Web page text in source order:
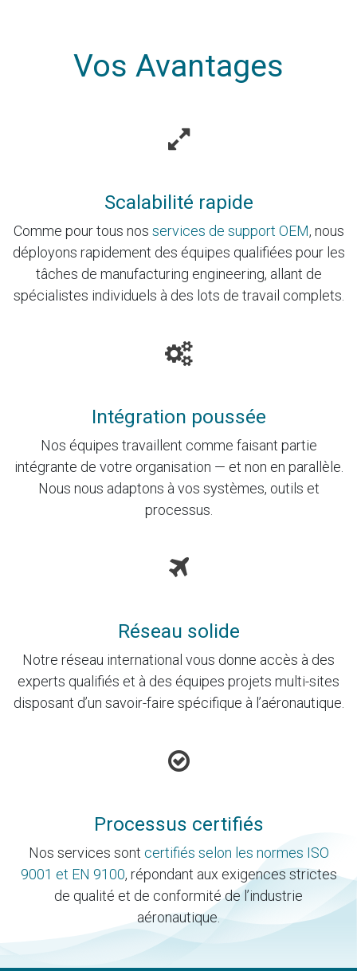
Vos Avantages
Scalabilité rapide
Comme pour tous nos services de support OEM, nous
déployons rapidement des équipes qualifiées pour les
tâches de manufacturing engineering, allant de
spécialistes individuels à des lots de travail complets.
Intégration poussée
Nos équipes travaillent comme faisant partie
intégrante de votre organisation — et non en parallèle.
Nous nous adaptons à vos systèmes, outils et
processus.
Réseau solide
Notre réseau international vous donne accès à des
experts qualifiés et à des équipes projets multi-sites
disposant d’un savoir-faire spécifique à l’aéronautique.
Processus certifiés
Nos services sont certifiés selon les normes ISO
9001 et EN 9100, répondant aux exigences strictes
de qualité et de conformité de l’industrie
aéronautique.